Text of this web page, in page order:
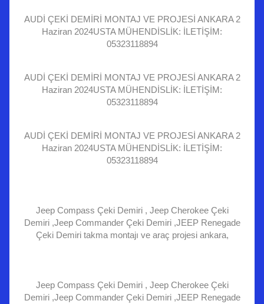
AUDİ ÇEKİ DEMİRİ MONTAJ VE PROJESİ ANKARA 2
Haziran 2024USTA MÜHENDİSLİK: İLETİŞİM:
05323118894
AUDİ ÇEKİ DEMİRİ MONTAJ VE PROJESİ ANKARA 2
Haziran 2024USTA MÜHENDİSLİK: İLETİŞİM:
05323118894
AUDİ ÇEKİ DEMİRİ MONTAJ VE PROJESİ ANKARA 2
Haziran 2024USTA MÜHENDİSLİK: İLETİŞİM:
05323118894
Jeep Compass Çeki Demiri , Jeep Cherokee Çeki
Demiri ,Jeep Commander Çeki Demiri ,JEEP Renegade
Çeki Demiri takma montajı ve araç projesi ankara,
Jeep Compass Çeki Demiri , Jeep Cherokee Çeki
Demiri ,Jeep Commander Çeki Demiri ,JEEP Renegade